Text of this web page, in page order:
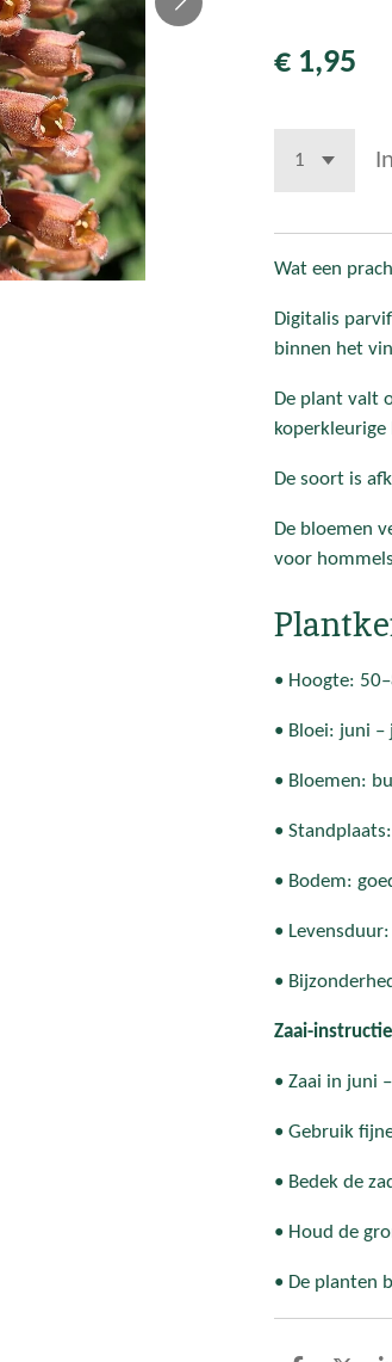
€ 1,95
Wat een
Digitalis
binnen het
De plant valt
De soort is
De bloemen
voor
• Hoogte:
• Bloei: juni –
• Bloemen:
•
• Bodem:
•
•
Zaai-
• Zaai in juni
• Gebruik
• Bedek de
• Houd de
• De planten